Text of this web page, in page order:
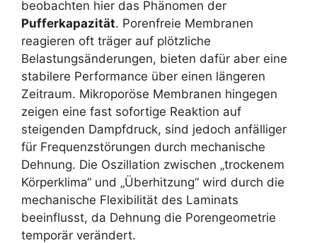
beobachten hier das Phänomen der
Pufferkapazität. Porenfreie Membranen
reagieren oft träger auf plötzliche
Belastungsänderungen, bieten dafür aber eine
stabilere Performance über einen längeren
Zeitraum. Mikroporöse Membranen hingegen
zeigen eine fast sofortige Reaktion auf
steigenden Dampfdruck, sind jedoch anfälliger
für Frequenzstörungen durch mechanische
Dehnung. Die Oszillation zwischen „trockenem
Körperklima“ und „Überhitzung“ wird durch die
mechanische Flexibilität des Laminats
beeinflusst, da Dehnung die Porengeometrie
temporär verändert.